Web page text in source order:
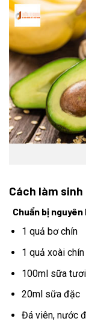
Cách làm
Chuẩn bị nguyên
1 quả bơ chín
1 quả xoài chín
100ml sữa tươi
20ml sữa đặc
Đá viên, nước